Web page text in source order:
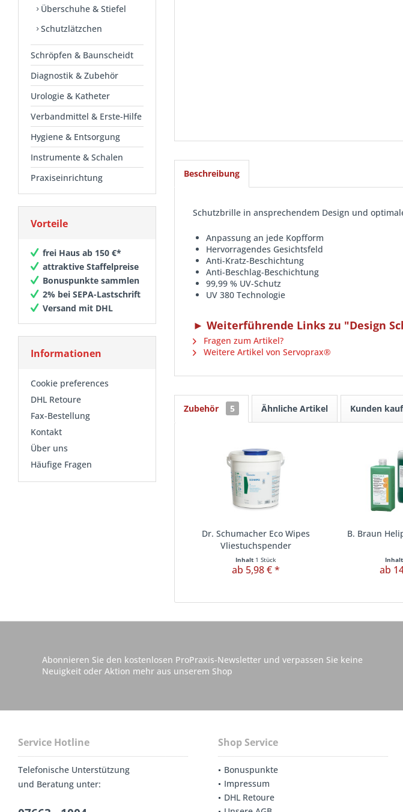
Überschuhe & Stiefel
Schutzlätzchen
Schröpfen & Baunscheidt
Diagnostik & Zubehör
Urologie & Katheter
Verbandmittel & Erste-Hilfe
Hygiene & Entsorgung
Instrumente & Schalen
Praxiseinrichtung
Vorteile
frei Haus ab 150 €*
attraktive Staffelpreise
Bonuspunkte sammlen
2% bei SEPA-Lastschrift
Versand mit DHL
Informationen
Cookie preferences
DHL Retoure
Fax-Bestellung
Kontakt
Über uns
Häufige Fragen
Beschreibung
Schutzbrille in ansprechendem Design und
Anpassung an jede Kopfform
Hervorragendes Gesichtsfeld
Anti-Kratz-Beschichtung
Anti-Beschlag-Beschichtung
99,99 % UV-Schutz
UV 380 Technologie
► Weiterführende Links zu "Design
Fragen zum Artikel?
Weitere Artikel von Servoprax®
Zubehör 5 Ähnliche Artikel Kunden
Dr. Schumacher Eco Wipes
Vliestuchspender
Inhalt 1 Stück
ab 5,98 € *
B. Braun
Inhalt
ab
Abonnieren Sie den kostenlosen ProPraxis-Newsletter und verpassen Sie keine
Neuigkeit oder Aktion mehr aus unserem Shop
Service Hotline
Telefonische Unterstützung
und Beratung unter:
Shop Service
Bonuspunkte
Impressum
DHL Retoure